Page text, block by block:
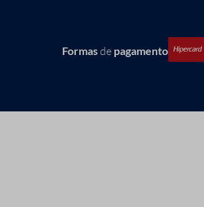
Formasde pagamento